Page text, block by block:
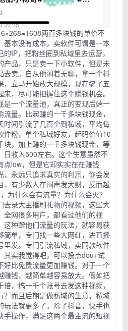
两百多块钱的单价不
基本没有成本，卖软件可谓是一本
IP，把粉丝圈到私域里去运营，
产品，只是卖一下小软件，但是未
去卖。自从他闲着无聊，拿一个抖
，立马开始放大规模，现在搞了五
，尽可能把握住这个赚钱机会。
是一个流量池，真正的变现后端一
量。比起赚的一千多块钱现金，
时间引流了几百个到私域，平均每
件粉，单个私域好友，起码价值10
块，加上赚的一千多块钱现金，等
日收入500左右。这个生意虽然不
点low，但是它却实实在在赚钱
，永远只追求真实的利润，你会发
，有少数人在闷声发大财，反而越
为什么会有流量？为什么会火？
去录大主播刷礼物的视频，这些大
全网很多用户，都看过他们的视
这种蹭他们流量的玩法，就容易获
简单，专门找一些大网红，进直播
里发。专门引流私域，卖同款软件
其实我觉得吧，可以投点dou+试
好比免费流量更加赚钱。对于一个
赚钱，越简单越容易放大。假如把
，搞一千个账号去发这种视频，
？而且后期是做私域的生意，私域
玩法就更多了。除了抖音，快手也
手操作，满足这两个最主流的短视